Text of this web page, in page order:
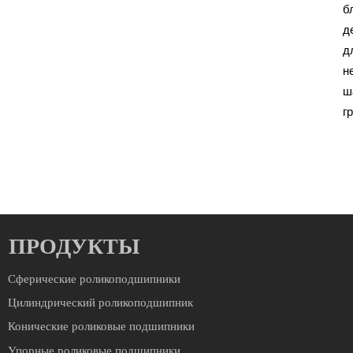
ПРОДУКТЫ
Сферические роликоподшипники
Цилиндрический роликоподшипник
Конические роликовые подшипники
Упорные роликовые подшипники